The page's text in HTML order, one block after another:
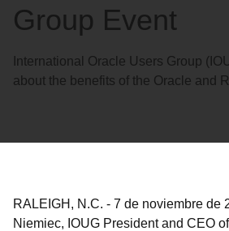
Group Event
International Oracle Users Group
about the benefits of the Oracle and
RALEIGH, N.C. - 7 de noviembre de
Niemiec, IOUG President and CEO